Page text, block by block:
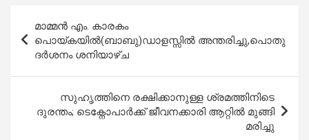
navigation
മാമ്മൻ എം. കാരകം
പൊയ്കയിൽ(ബാബു)ഡാളസ്സിൽ അന്തരിച്ചു,പൊതു
ദർശനം ശനിയാഴ്ച
സുഹൃത്തിനെ രക്ഷിക്കാനുള്ള ശ്രമത്തിനിടെ
ദുരന്തം; ടെക്നോപാർക്ക് ജീവനക്കാരി ആറ്റിൽ മുങ്ങി
മരിച്ചു